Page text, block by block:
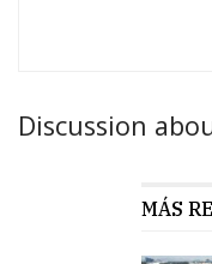
Discussion
MÁS